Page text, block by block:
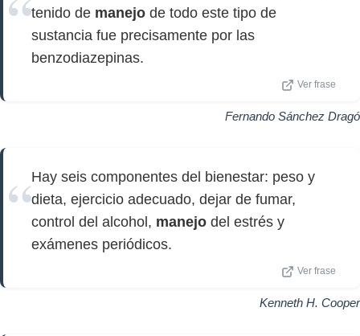
tenido de manejo de todo este tipo de
sustancia fue precisamente por las
benzodiazepinas.
Ver frase
Fernando Sánchez Dragó
Hay seis componentes del bienestar: peso y
dieta, ejercicio adecuado, dejar de fumar,
control del alcohol, manejo del estrés y
exámenes periódicos.
Ver frase
Kenneth H. Cooper